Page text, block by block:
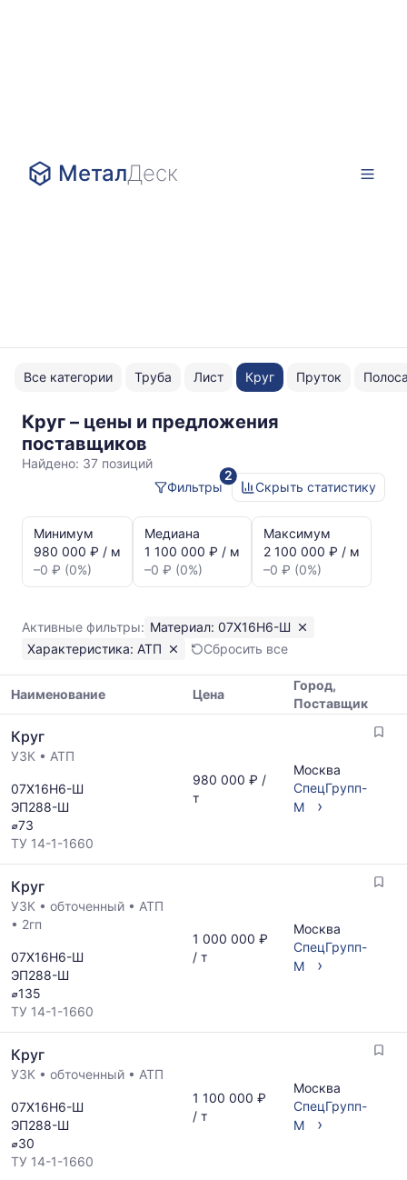
МеталДеск
Все категории Труба Лист Круг Пруток
Круг – цены и предложения
поставщиков
Ш
АТП
Найдено: 37 позиций
2
Фильтры
Скрыть статистику
динамика
цен:
Круг
07Х16Н6-
Ш
Показаны
минимальная,
медианная
цена
по
данным
прайс-
листов
поставщиков
месяц.
Статистика
рассчитывается
актуальным
предложениям
и
обновляется
по
мере
обновления
листов.
Минимум
980 000 ₽ / м
–0 ₽ (0%)
Медиана
1 100 000 ₽ / м
–0 ₽ (0%)
Максимум
2 100 000 ₽ / м
–0 ₽ (0%)
Активные фильтры: Материал: 07Х16Н6-Ш
Характеристика: АТП
Сбросить все
цен
на
указанием
ГОСТ,
размеров
и
поставщиков
по
запросу
Наименование Цена
Город,
Поставщик
Круг
УЗК • АТП
07Х16Н6-Ш
ЭП288-Ш
⌀73
ТУ 14-1-1660
980 000 ₽ /
т
Москва
СпецГрупп-
М
›
Круг
УЗК • обточенный • АТП
• 2гп
07Х16Н6-Ш
ЭП288-Ш
⌀135
ТУ 14-1-1660
1 000 000 ₽
/ т
Москва
СпецГрупп-
М
›
Круг
УЗК • обточенный • АТП
07Х16Н6-Ш
ЭП288-Ш
⌀30
ТУ 14-1-1660
1 100 000 ₽
/ т
Москва
СпецГрупп-
М
›